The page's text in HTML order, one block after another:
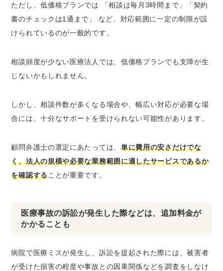
ただし、低価格プランでは 「相談は毎月3時間まで」「契約
書のチェックは1通まで」 など、対応範囲に一定の制限が設
けられているのが一般的です。
相談頻度が少ない医療法人では、低価格プランでも支障が生
じないかもしれません。
しかし、相談件数が多くなる場合や、幅広い対応が必要な場
合には、十分なサポートを受けられない可能性があります。
顧問弁護士の選定にあたっては、 単に費用の安さだけでな
く、法人の規模や必要な業務範囲に適したサービスであるか
を確認することが重要です。
医療事故の訴訟が発生した際などは、追加料金が
かかることも
病院で医療ミスが発生し、訴訟を提起された際には、被害者
が受けた損害の程度や事故との因果関係などを調査をしなけ